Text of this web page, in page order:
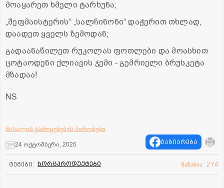
მოაყარეთ ხმელი ტარხუნა;
„შეფმაისტერის“ „სალჩინონი“ დაჭერით თხლად,
დაადეთ ყველს ზემოდან;
გადაანაწილეთ რუკოლას ფოთლები და მოასხით
ცოტაოდენი ქლიავის ჯემი - გემრიელი ბრუსკეტა
მზადაა!
NS
მასალის გამოყენების პირობები
24 ოქტომბერი, 2025
გაზიარება
ტეგები: ხორცპროდუქტები ნანახია: 274